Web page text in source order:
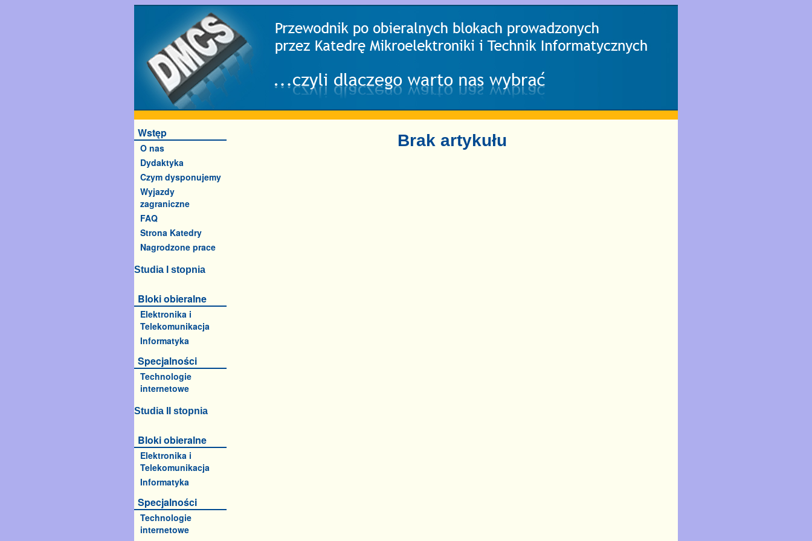
Wstęp
O nas
Dydaktyka
Czym dysponujemy
Wyjazdy
zagraniczne
FAQ
Strona Katedry
Nagrodzone prace
Studia I stopnia
Bloki obieralne
Elektronika i
Telekomunikacja
Informatyka
Specjalności
Technologie
internetowe
Studia II stopnia
Bloki obieralne
Elektronika i
Telekomunikacja
Informatyka
Specjalności
Technologie
internetowe
Brak artykułu